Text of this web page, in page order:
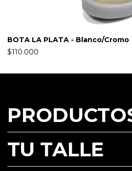
BOTA LA PLATA - Blanco/Cromo
$110.000
TU TALLE